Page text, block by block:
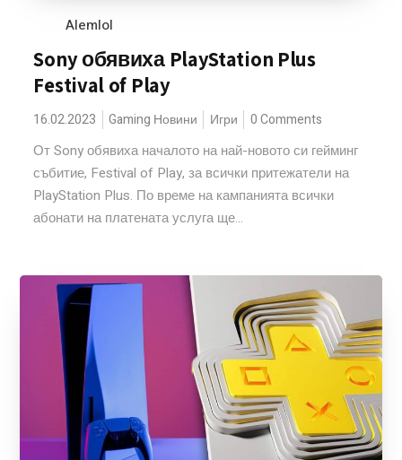
Alemlol
Sony обявиха PlayStation Plus
Festival of Play
16.02.2023 Gaming Новини Игри 0 Comments
От Sony обявиха началото на най-новото си гейминг
събитие, Festival of Play, за всички притежатели на
PlayStation Plus. По време на кампанията всички
абонати на платената услуга ще...